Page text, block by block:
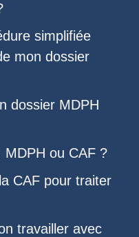
simplifiée
mon dossier
dossier MDPH
MDPH ou CAF ?
CAF pour traiter
travailler avec